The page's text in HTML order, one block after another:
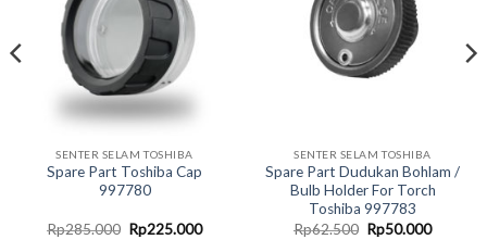
SENTER SELAM TOSHIBA
Spare Part Toshiba Cap
997780
Rp285.000 Original
price
Rp225.000Current
SENTER SELAM TOSHIBA
Spare Part Dudukan Bohlam /
Bulb Holder For Torch
Toshiba 997783
Rp62.500 Original
price
Rp50.000Current